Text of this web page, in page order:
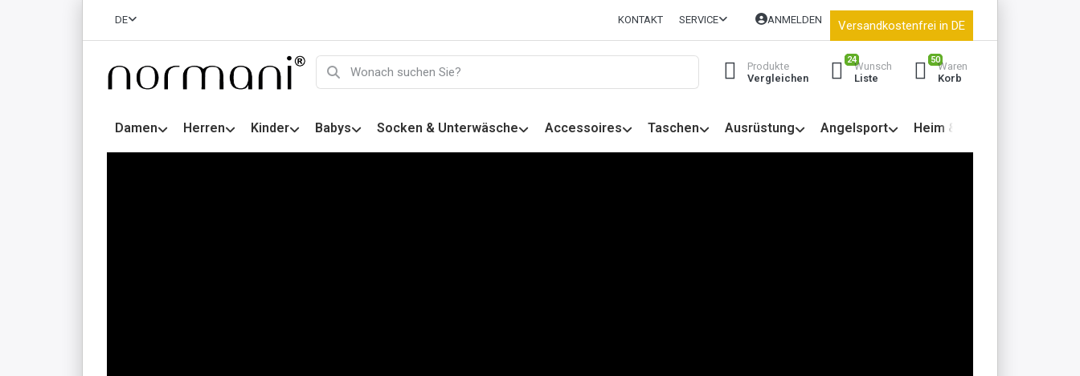
DE KONTAKT SERVICE ANMELDEN Versandkostenfrei in DE
Produkte
Vergleichen
24
Wunsch
Liste
50
Waren
Korb
Damen Herren Kinder Babys Socken & Unterwäsche Accessoires Taschen Ausrüstung Angelsport Heim & Garten